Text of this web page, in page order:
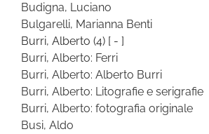
Budigna, Luciano
Bulgarelli, Marianna Benti
Burri, Alberto (4) [ - ]
Burri, Alberto: Ferri
Burri, Alberto: Alberto Burri
Burri, Alberto: Litografie e serigrafie
Burri, Alberto: fotografia originale
Busi, Aldo